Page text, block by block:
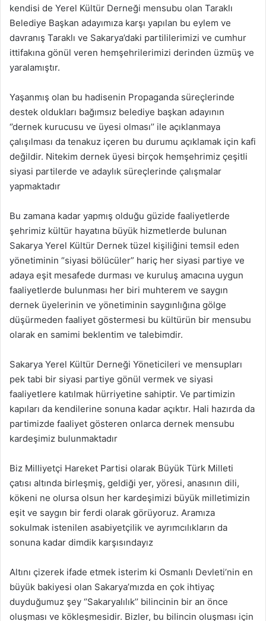
kendisi de Yerel Kültür Derneği mensubu olan Taraklı
Belediye Başkan adayımıza karşı yapılan bu eylem ve
davranış Taraklı ve Sakarya’daki partililerimizi ve cumhur
ittifakına gönül veren hemşehrilerimizi derinden üzmüş ve
yaralamıştır.
Yaşanmış olan bu hadisenin Propaganda süreçlerinde
destek oldukları bağımsız belediye başkan adayının
‘’dernek kurucusu ve üyesi olması’’ ile açıklanmaya
çalışılması da tenakuz içeren bu durumu açıklamak için kafi
değildir. Nitekim dernek üyesi birçok hemşehrimiz çeşitli
siyasi partilerde ve adaylık süreçlerinde çalışmalar
yapmaktadır
Bu zamana kadar yapmış olduğu güzide faaliyetlerde
şehrimiz kültür hayatına büyük hizmetlerde bulunan
Sakarya Yerel Kültür Dernek tüzel kişiliğini temsil eden
yönetiminin “siyasi bölücüler” hariç her siyasi partiye ve
adaya eşit mesafede durması ve kuruluş amacına uygun
faaliyetlerde bulunması her biri muhterem ve saygın
dernek üyelerinin ve yönetiminin saygınlığına gölge
düşürmeden faaliyet göstermesi bu kültürün bir mensubu
olarak en samimi beklentim ve talebimdir.
Sakarya Yerel Kültür Derneği Yöneticileri ve mensupları
pek tabi bir siyasi partiye gönül vermek ve siyasi
faaliyetlere katılmak hürriyetine sahiptir. Ve partimizin
kapıları da kendilerine sonuna kadar açıktır. Hali hazırda da
partimizde faaliyet gösteren onlarca dernek mensubu
kardeşimiz bulunmaktadır
Biz Milliyetçi Hareket Partisi olarak Büyük Türk Milleti
çatısı altında birleşmiş, geldiği yer, yöresi, anasının dili,
kökeni ne olursa olsun her kardeşimizi büyük milletimizin
eşit ve saygın bir ferdi olarak görüyoruz. Aramıza
sokulmak istenilen asabiyetçilik ve ayrımcılıkların da
sonuna kadar dimdik karşısındayız
Altını çizerek ifade etmek isterim ki Osmanlı Devleti’nin en
büyük bakiyesi olan Sakarya’mızda en çok ihtiyaç
duyduğumuz şey ‘’Sakaryalılık’’ bilincinin bir an önce
oluşması ve kökleşmesidir. Bizler, bu bilincin oluşması için